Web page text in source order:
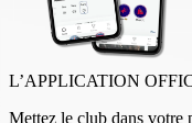
L’APPLICATION
Mettez le club dans votre